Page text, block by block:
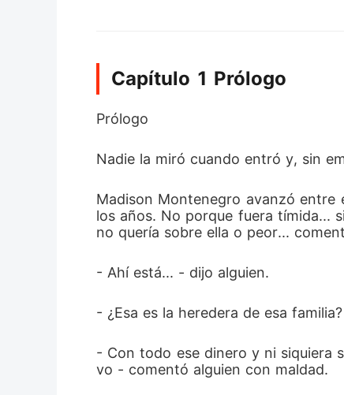
tan
mujer
tiene
Capítulo 1 Prólogo
Prólogo
Nadie la miró cuando entró y, sin
Madison Montenegro avanzó entre
los años. No porque fuera tímida...
no quería sobre ella o peor...
- Ahí está... - dijo alguien.
- ¿Esa es la heredera de esa
- Con todo ese dinero y ni siquiera
vo - comentó alguien con maldad.